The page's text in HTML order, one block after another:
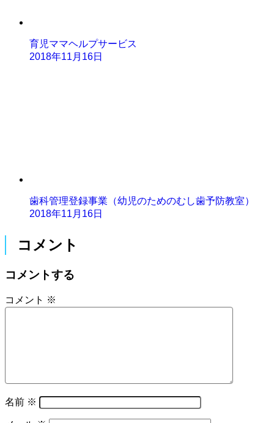
育児ママヘルプサービス
2018年11月16日
歯科管理登録事業（幼児のためのむし歯予防教室）
2018年11月16日
コメント
コメントする
コメント ※
名前 ※